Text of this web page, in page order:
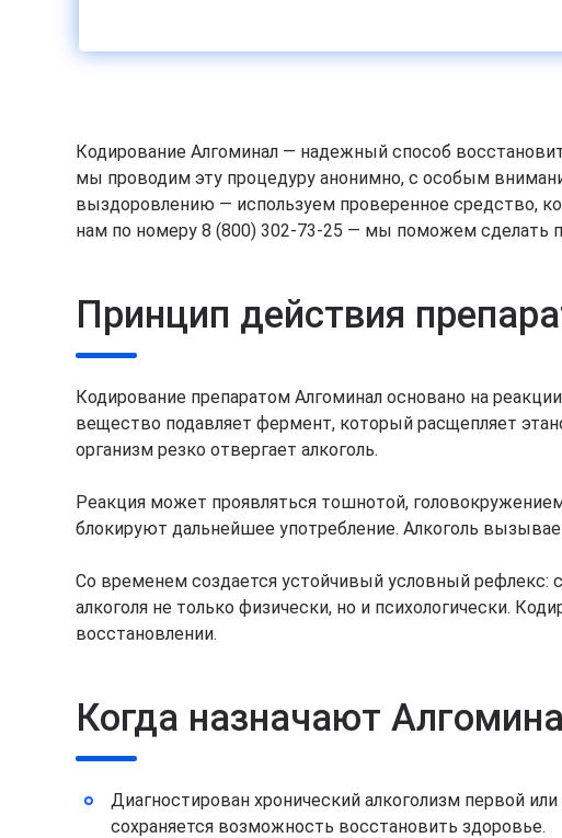
Кодирование Алгоминал — надежный способ
мы проводим эту процедуру анонимно, с особым
выздоровлению — используем проверенное средство,
нам по номеру 8 (800) 302-73-25 — мы поможем сделать
Принцип действия
Кодирование препаратом Алгоминал основано на
вещество подавляет фермент, который расщепляет
организм резко отвергает алкоголь.
Реакция может проявляться тошнотой,
блокируют дальнейшее употребление. Алкоголь
Со временем создается устойчивый условный рефлекс:
алкоголя не только физически, но и психологически.
восстановлении.
Когда назначают
Диагностирован хронический алкоголизм первой
сохраняется возможность восстановить здоровье.